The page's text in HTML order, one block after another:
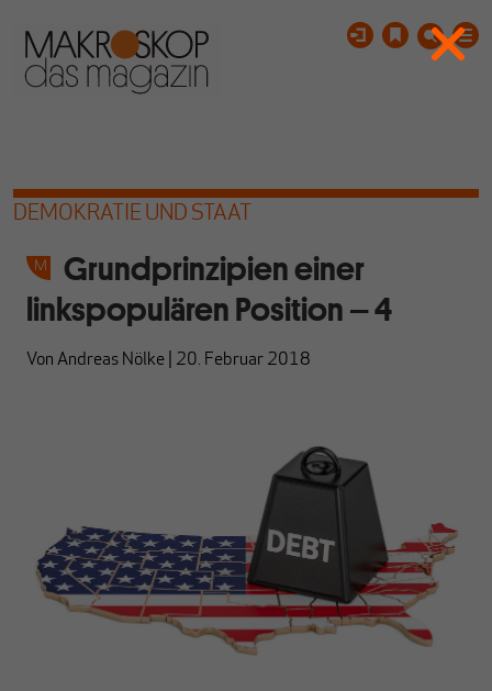
DEMOKRATIE UND STAAT
Grundprinzipien einer
linkspopulären Position – 4
Von Andreas Nölke 20. Februar 2018